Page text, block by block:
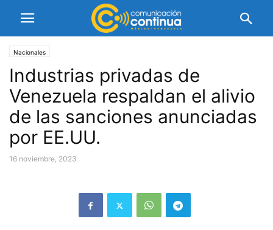
Nacionales
Industrias privadas de
Venezuela respaldan el alivio
de las sanciones anunciadas
por EE.UU.
16 noviembre, 2023